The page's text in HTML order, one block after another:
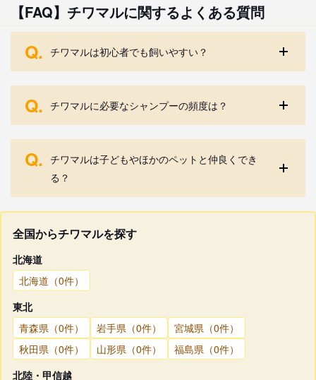
【FAQ】チワマルに関するよくある質問
Q. チワマルは初心者でも飼いやすい？
Q. チワマルに必要なシャンプーの頻度は？
Q. チワマルは子どもやほかのペットと仲良くでき
る？
全国からチワマルを探す
北海道
北海道（0件）
東北
青森県（0件）
岩手県（0件）
宮城県（0件）
秋田県（0件）
山形県（0件）
福島県（0件）
北陸・甲信越